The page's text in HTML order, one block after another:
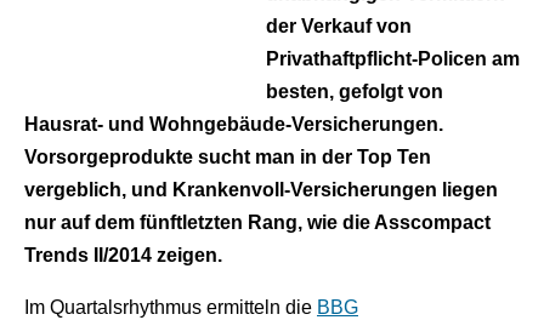
der Verkauf von
Privathaftpflicht-Policen am
besten, gefolgt von
Hausrat- und Wohngebäude-Versicherungen.
Vorsorgeprodukte sucht man in der Top Ten
vergeblich, und Krankenvoll-Versicherungen liegen
nur auf dem fünftletzten Rang, wie die Asscompact
Trends II/2014 zeigen.
Im Quartalsrhythmus ermitteln die BBG